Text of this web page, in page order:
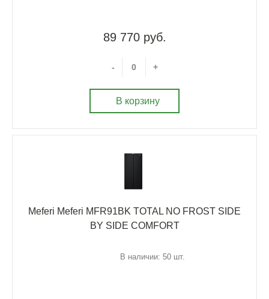
89 770 руб.
- +
В корзину
Meferi Meferi MFR91BK TOTAL NO FROST SIDE
BY SIDE COMFORT
В наличии: 50 шт.